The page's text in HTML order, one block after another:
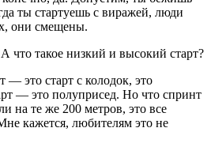
ты стартуешь с виражей, люди
они смещены.
что такое низкий и высокий старт?
— это старт с колодок, это
— это полуприсед. Но что спринт
на те же 200 метров, это все
кажется, любителям это не